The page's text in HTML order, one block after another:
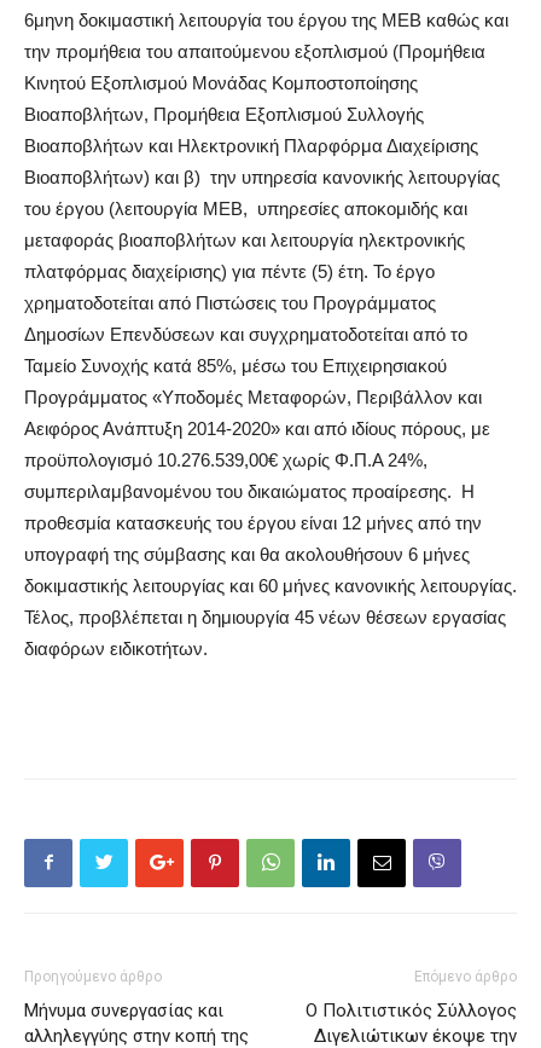
6μηνη δοκιμαστική λειτουργία του έργου της ΜΕΒ καθώς και
την προμήθεια του απαιτούμενου εξοπλισμού (Προμήθεια
Κινητού Εξοπλισμού Μονάδας Κομποστοποίησης
Βιοαποβλήτων, Προμήθεια Εξοπλισμού Συλλογής
Βιοαποβλήτων και Ηλεκτρονική Πλαρφόρμα Διαχείρισης
Βιοαποβλήτων) και β) την υπηρεσία κανονικής λειτουργίας
του έργου (λειτουργία ΜΕΒ, υπηρεσίες αποκομιδής και
μεταφοράς βιοαποβλήτων και λειτουργία ηλεκτρονικής
πλατφόρμας διαχείρισης) για πέντε (5) έτη. Το έργο
χρηματοδοτείται από Πιστώσεις του Προγράμματος
Δημοσίων Επενδύσεων και συγχρηματοδοτείται από το
Ταμείο Συνοχής κατά 85%, μέσω του Επιχειρησιακού
Προγράμματος «Υποδομές Μεταφορών, Περιβάλλον και
Αειφόρος Ανάπτυξη 2014-2020» και από ιδίους πόρους, με
προϋπολογισμό 10.276.539,00€ χωρίς Φ.Π.Α 24%,
συμπεριλαμβανομένου του δικαιώματος προαίρεσης. Η
προθεσμία κατασκευής του έργου είναι 12 μήνες από την
υπογραφή της σύμβασης και θα ακολουθήσουν 6 μήνες
δοκιμαστικής λειτουργίας και 60 μήνες κανονικής λειτουργίας.
Τέλος, προβλέπεται η δημιουργία 45 νέων θέσεων εργασίας
διαφόρων ειδικοτήτων.
Προηγούμενο άρθρο
Μήνυμα συνεργασίας και
αλληλεγγύης στην κοπή της
Επόμενο άρθρο
Ο Πολιτιστικός Σύλλογος
Διγελιώτικων έκοψε την